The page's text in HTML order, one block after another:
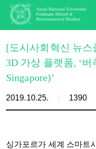
[도시사회혁신 뉴
3D 가상 플랫폼, ‘
Singapore)’
2019.10.25. 1390
싱가포르가 세계 스마트